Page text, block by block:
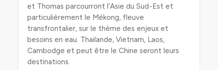
et Thomas parcourront l’Asie du Sud-Est et
particulièrement le Mékong, fleuve
transfrontalier, sur le thème des enjeux et
besoins en eau. Thailande, Vietnam, Laos,
Cambodge et peut être le Chine seront leurs
destinations.